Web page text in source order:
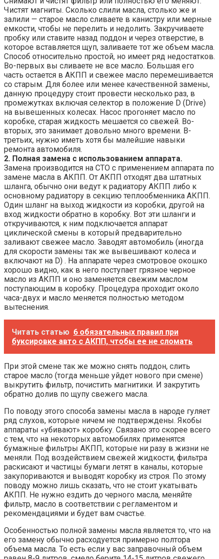
Чистят магниты. Сколько слили масла, столько же и
залили — старое масло сливаете в канистру или мерные
емкости, чтобы не перелить и недолить. Закручиваете
пробку или ставите назад поддон и через отверстие, в
которое вставляется щуп, заливаете тот же объем масла.
Способ относительно простой, но имеет ряд недостатков.
Во-первых вы сливаете не все масло. Большая его
часть остается в АКПП и свежее масло перемешивается
со старым. Для более или менее качественной замены,
данную процедуру стоит провести несколько раз, в
промежутках включая селектор в положение D (Drive)
на вывешенных колесах. Насос прогоняет масло по
коробке, старая жидкость мешается со свежей. Во-
вторых, это занимает довольно много времени. В-
третьих, нужно иметь хотя бы малейшие навыки
ремонта автомобиля.
2. Полная замена с использованием аппарата.
Замена производится на СТО с применением аппарата по
замене масла в АКПП. От АКПП отходят два штатных
шланга, обычно они ведут к радиатору АКПП либо к
основному радиатору в секцию теплообменника АКПП.
Один шланг на выход жидкости из коробки, другой на
вход жидкости обратно в коробку. Вот эти шланги и
откручиваются, к ним подключается аппарат
циклической смены в который предварительно
заливают свежее масло. Заводят автомобиль (иногда
для скорости замены так же вывешивают колеса и
включают на D) . На аппарате через смотровое окошко
хорошо видно, как в него поступает грязное черное
масло из АКПП и оно заменяется свежим маслом
поступающим в коробку. Процедура проходит около
часа-двух и масло меняется полностью методом
вытеснения.
Читать статью 6 обязательных правил при
буксировке авто с АКПП, чтобы ее не сломать
При этой смене так же можно снять поддон, слить
старое масло (тогда меньше уйдет нового при смене)
выкрутить фильтр, почистить магнитики. И закрутить
обратно долив по щупу свежего масла.
По поводу этого способа замены масла в народе гуляет
ряд слухов, которые ничем не подтверждены. Якобы
аппараты «убивают» коробку. Связано это скорее всего
с тем, что на некоторых автомобилях применятся
бумажные фильтры АКПП, которые ни разу в жизни не
меняли. Под воздействием свежей жидкости, фильтра
раскисают и частицы бумаги летят в каналы, которые
закупориваются и выводят коробку из строя. По этому
поводу можно лишь сказать, что не стоит укатывать
АКПП. Не нужно ездить до черного масла, меняйте
фильтр, масло в соответствии с регламентом и
рекомендациями и будет вам счастье.
Особенностью полной замены масла является то, что на
его замену обычно расходуется примерно полтора
объема масла. То есть если у вас заправочный объем